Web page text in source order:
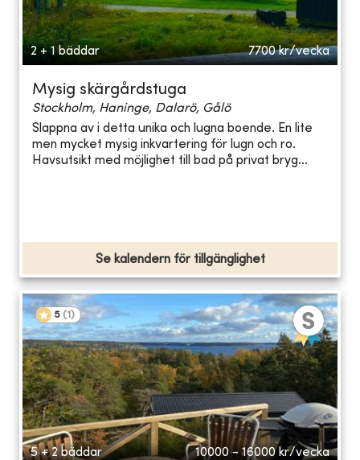
2 + 1 bäddar 7700 kr/vecka
Mysig skärgårdstuga
Stockholm, Haninge, Dalarö, Gålö
Slappna av i detta unika och lugna boende. En lite
men mycket mysig inkvartering för lugn och ro.
Havsutsikt med möjlighet till bad på privat bryg...
Se kalendern för tillgänglighet
5 (1 )
5 + 2 bäddar 10000 - 16000 kr/vecka